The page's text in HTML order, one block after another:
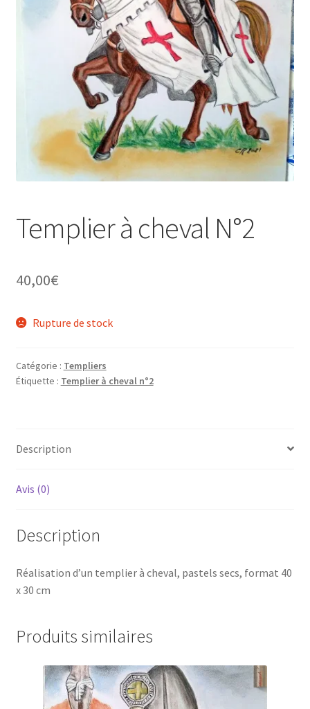
WPMS HTML Sitemap
Templier à cheval N°2
40,00€
Rupture de stock
Catégorie : Templiers
Étiquette : Templier à cheval n°2
Description
Avis (0)
Description
Réalisation d’un templier à cheval, pastels secs, format 40
x 30 cm
Produits similaires